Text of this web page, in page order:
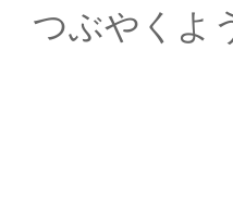
うな声に